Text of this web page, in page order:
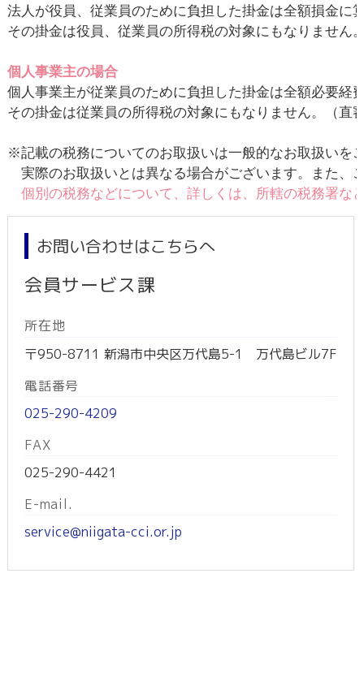
法人が役員、従業員のために負担した掛金は全額損金に
その掛金は役員、従業員の所得税の対象にもなりませ
個人事業主の場合
個人事業主が従業員のために負担した掛金は全額必要経
その掛金は従業員の所得税の対象にもなりません。（
※記載の税務についてのお取扱いは一般的なお取扱いを
実際のお取扱いとは異なる場合がございます。また、
個別の税務などについて、詳しくは、所轄の税務署な
お問い合わせはこちらへ
会員サービス課
所在地
〒950-8711 新潟市中央区万代島5-1 万代島ビル7F
電話番号
025-290-4209
FAX
025-290-4421
E-mail.
service@niigata-cci.or.jp